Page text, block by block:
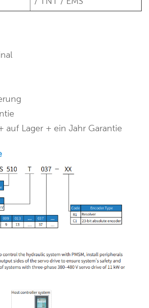
auf Lager + ein Jahr Garantie